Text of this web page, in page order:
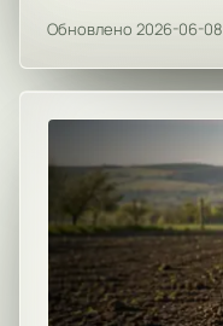
Обновлено 2026-06-08